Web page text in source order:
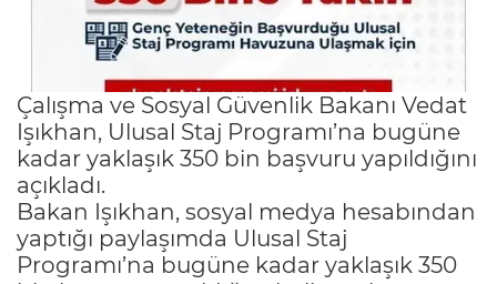
Çalışma ve Sosyal Güvenlik Bakanı Vedat
Işıkhan, Ulusal Staj Programı’na bugüne
kadar yaklaşık 350 bin başvuru yapıldığını
açıkladı.
Bakan Işıkhan, sosyal medya hesabından
yaptığı paylaşımda Ulusal Staj
Programı’na bugüne kadar yaklaşık 350